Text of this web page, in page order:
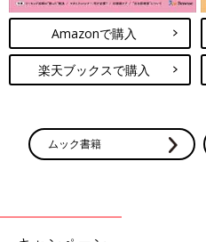
Amazonで購入
楽天ブックスで購入
ムック書籍